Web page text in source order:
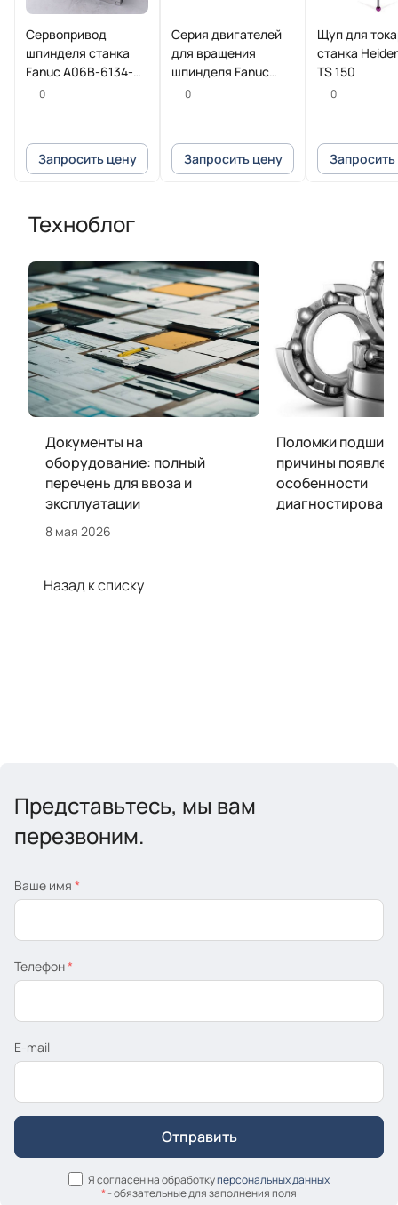
Сервопривод
шпинделя станка
Fanuc A06B-6134-
H202#A
0
Запросить цену
Серия двигателей
для вращения
шпинделя Fanuc
Beta iI
0
Запросить цену
Щуп для
станка
TS 150
0
Техноблог
Документы на
оборудование: полный
перечень для ввоза и
эксплуатации
8 мая 2026
Поломки
причины
особенности
Назад к списку
Представьтесь, мы вам
перезвоним.
Ваше имя *
Телефон*
E-mail
Я согласен на обработкуперсональных данных
*- обязательные для заполнения поля